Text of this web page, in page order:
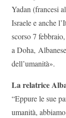
Yadan (francesi
Israele e anche
scorso 7
a Doha,
dell’umanità».
La relatrice
“Eppure le sue
umanità,